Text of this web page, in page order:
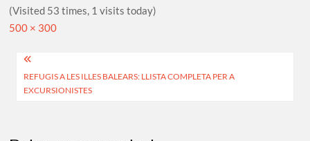
(Visited 53 times, 1 visits today)
Full
500 × 300
Navegació
d'entrades
REFUGIS A LES ILLES BALEARS: LLISTA COMPLETA PER A
EXCURSIONISTES